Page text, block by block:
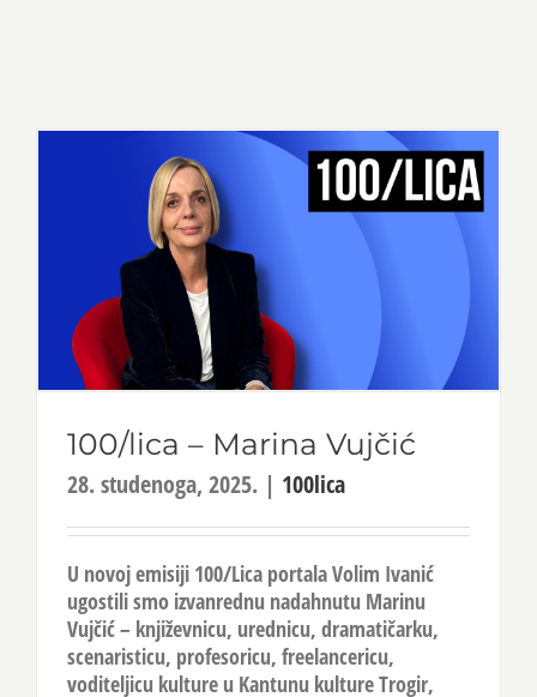
100/lica – Marina Vujčić
28. studenoga, 2025. | 100lica
U novoj emisiji 100/Lica portala Volim Ivanić
ugostili smo izvanrednu nadahnutu Marinu
Vujčić – književnicu, urednicu, dramatičarku,
scenaristicu, profesoricu, freelancericu,
voditeljicu kulture u Kantunu kulture Trogir,